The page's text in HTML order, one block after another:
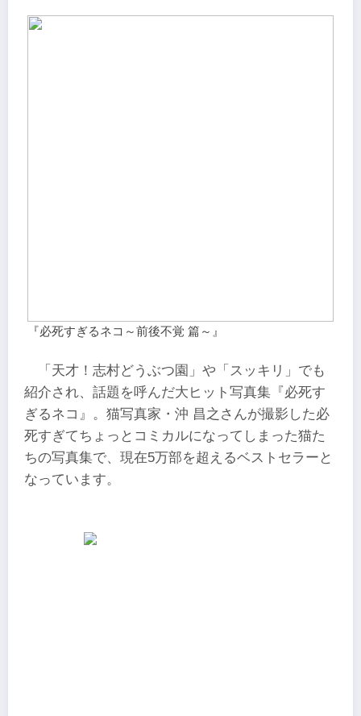
『必死すぎるネコ～前後不覚 篇～』
「天才！志村どうぶつ園」や「スッキリ」でも
紹介され、話題を呼んだ大ヒット写真集『必死す
ぎるネコ』。猫写真家・沖 昌之さんが撮影した必
死すぎてちょっとコミカルになってしまった猫た
ちの写真集で、現在5万部を超えるベストセラーと
なっています。